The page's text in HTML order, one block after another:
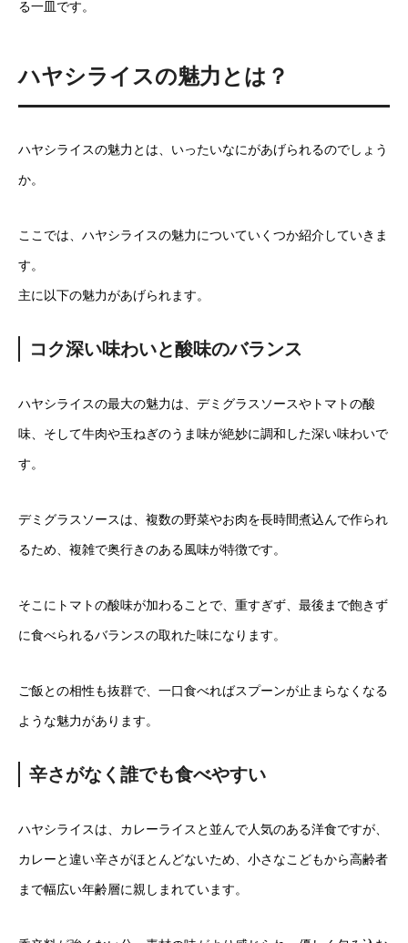
る一皿です。
ハヤシライスの魅力とは？
ハヤシライスの魅力とは、いったいなにがあげられるのでしょう
か。
ここでは、ハヤシライスの魅力についていくつか紹介していきま
す。
主に以下の魅力があげられます。
コク深い味わいと酸味のバランス
ハヤシライスの最大の魅力は、デミグラスソースやトマトの酸
味、そして牛肉や玉ねぎのうま味が絶妙に調和した深い味わいで
す。
デミグラスソースは、複数の野菜やお肉を長時間煮込んで作られ
るため、複雑で奥行きのある風味が特徴です。
そこにトマトの酸味が加わることで、重すぎず、最後まで飽きず
に食べられるバランスの取れた味になります。
ご飯との相性も抜群で、一口食べればスプーンが止まらなくなる
ような魅力があります。
辛さがなく誰でも食べやすい
ハヤシライスは、カレーライスと並んで人気のある洋食ですが、
カレーと違い辛さがほとんどないため、小さなこどもから高齢者
まで幅広い年齢層に親しまれています。